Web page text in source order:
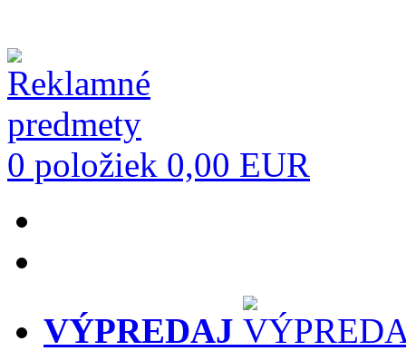
0 položiek 0,00 EUR
VÝPREDAJ